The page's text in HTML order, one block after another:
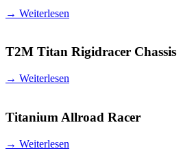
→ Weiterlesen
T2M Titan Rigidracer Chassis
→ Weiterlesen
Titanium Allroad Racer
→ Weiterlesen